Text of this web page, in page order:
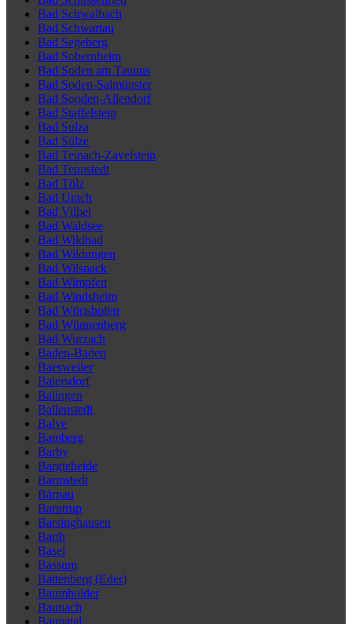
Bad Schwalbach
Bad Schwartau
Bad Segeberg
Bad Sobernheim
Bad Soden am Taunus
Bad Soden-Salmünster
Bad Sooden-Allendorf
Bad Staffelstein
Bad Sulza
Bad Sülze
Bad Teinach-Zavelstein
Bad Tennstedt
Bad Tölz
Bad Urach
Bad Vilbel
Bad Waldsee
Bad Wildbad
Bad Wildungen
Bad Wilsnack
Bad Wimpfen
Bad Windsheim
Bad Wörishofen
Bad Wünnenberg
Bad Wurzach
Baden-Baden
Baesweiler
Baiersdorf
Balingen
Ballenstedt
Balve
Bamberg
Barby
Bargteheide
Barmstedt
Bärnau
Barntrup
Barsinghausen
Barth
Basel
Bassum
Battenberg (Eder)
Baumholder
Baunach